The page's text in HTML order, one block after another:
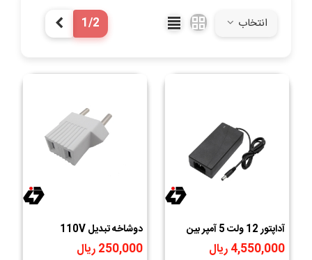
انتخاب 1/2 بعدی
آداپتور 12 ولت 5 آمپر بین
راهی 12V-5A
4,550,000 ریال
دوشاخه تبدیل 110V
250,000 ریال